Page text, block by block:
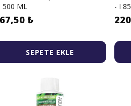
500 ML
₺
SEPETE EKLE
- I